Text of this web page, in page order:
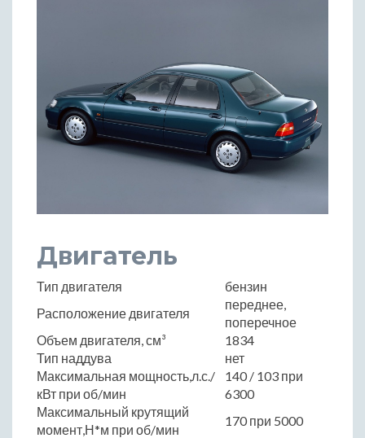
Двигатель
Тип двигателя
бензин
Расположение двигателя
переднее,
поперечное
Объем двигателя, см³
1834
Тип наддува
нет
Максимальная мощность,л.с./
кВт при об/мин
140 / 103 при
6300
Максимальный крутящий
момент,Н*м при об/мин
170 при 5000